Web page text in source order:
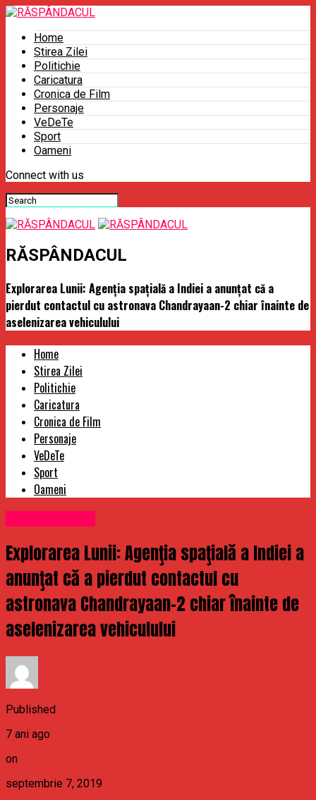
Home
Stirea Zilei
Politichie
Caricatura
Cronica de Film
Personaje
VeDeTe
Sport
Oameni
Connect with us
RĂSPÂNDACUL
Explorarea Lunii: Agenţia spaţială a Indiei a anunţat că a
pierdut contactul cu astronava Chandrayaan-2 chiar înainte de
aselenizarea vehiculului
Home
Stirea Zilei
Politichie
Caricatura
Cronica de Film
Personaje
VeDeTe
Sport
Oameni
Explorarea Lunii: Agenţia spaţială a Indiei a
anunţat că a pierdut contactul cu
astronava Chandrayaan-2 chiar înainte de
aselenizarea vehiculului
Published
7 ani ago
on
septembrie 7, 2019